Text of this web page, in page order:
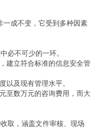
一成不变，它受到多种因素
必不可少的一环。
建立符合标准的信息安全管
以及现有管理水平。
至数万元的咨询费用，而大
取，涵盖文件审核、现场